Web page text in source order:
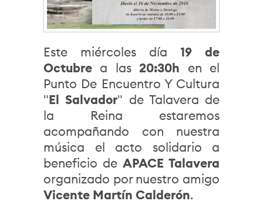
Este miércoles día 19 de
Octubre a las20:30h en el
Punto De Encuentro Y Cultura
"El Salvador" de Talavera de
la Reina estaremos
acompañando con nuestra
música el acto solidario a
beneficio de APACE Talavera
organizado por nuestro amigo
Vicente Martín Calderón.